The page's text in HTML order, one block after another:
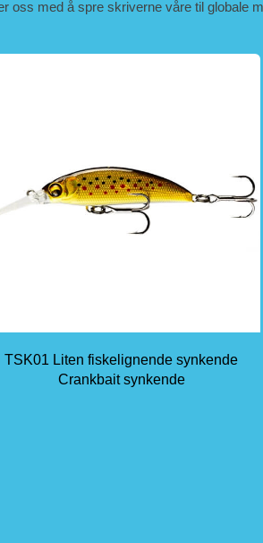
oss med å spre skriverne våre til globale
TSK01 Liten fiskelignende synkende
Crankbait synkende